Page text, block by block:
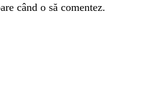
când o să comentez.